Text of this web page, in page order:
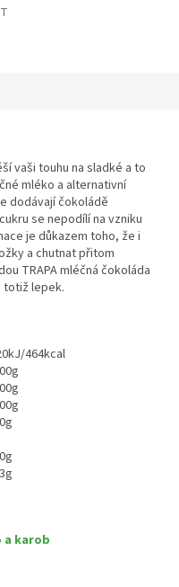
vaši touhu na sladké a to
mléko a alternativní
dodávají čokoládě
se nepodílí na vzniku
je důkazem toho, že i
a chutnat přitom
TRAPA mléčná čokoláda
totiž lepek.
464kcal
a karob